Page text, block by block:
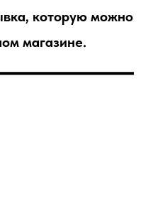
которую можно
магазине.